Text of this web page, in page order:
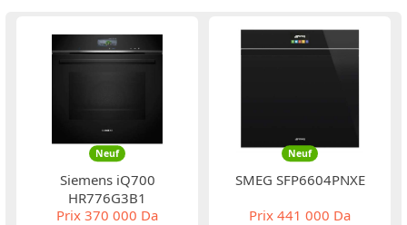
Neuf
Siemens iQ700
HR776G3B1
Prix 370 000 Da
Neuf
SMEG SFP6604PNXE
Prix 441 000 Da